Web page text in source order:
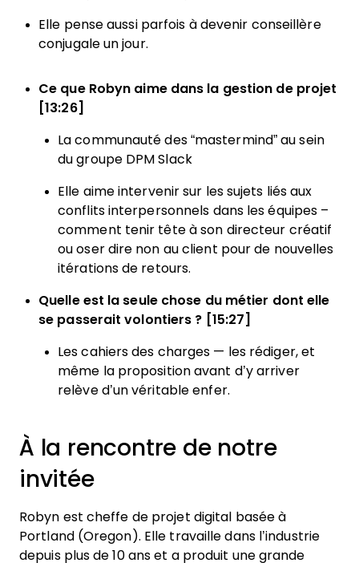
Elle pense aussi parfois à devenir conseillère
conjugale un jour.
Ce que Robyn aime dans la gestion de projet
[13:26]
La communauté des “mastermind” au sein
du groupe DPM Slack
Elle aime intervenir sur les sujets liés aux
conflits interpersonnels dans les équipes –
comment tenir tête à son directeur créatif
ou oser dire non au client pour de nouvelles
itérations de retours.
Quelle est la seule chose du métier dont elle
se passerait volontiers ? [15:27]
Les cahiers des charges — les rédiger, et
même la proposition avant d’y arriver
relève d’un véritable enfer.
À la rencontre de notre
invitée
Robyn est cheffe de projet digital basée à
Portland (Oregon). Elle travaille dans l’industrie
depuis plus de 10 ans et a produit une grande